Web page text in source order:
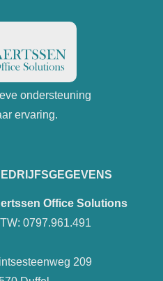
ondersteuning
ervaring.
Office Solutions
0797.961.491
209